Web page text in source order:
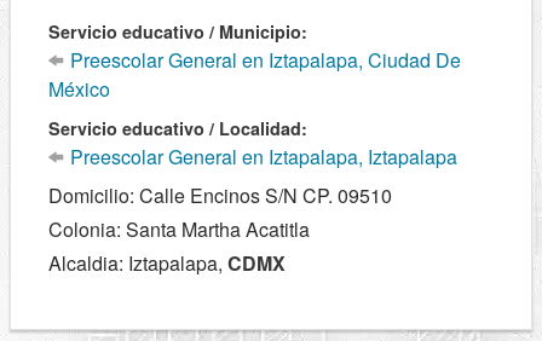
Servicio educativo / Municipio:
Preescolar General en Iztapalapa, Ciudad De
México
Servicio educativo / Localidad:
Preescolar General en Iztapalapa, Iztapalapa
Domicilio: Calle Encinos S/N CP. 09510
Colonia: Santa Martha Acatitla
Alcaldia: Iztapalapa, CDMX